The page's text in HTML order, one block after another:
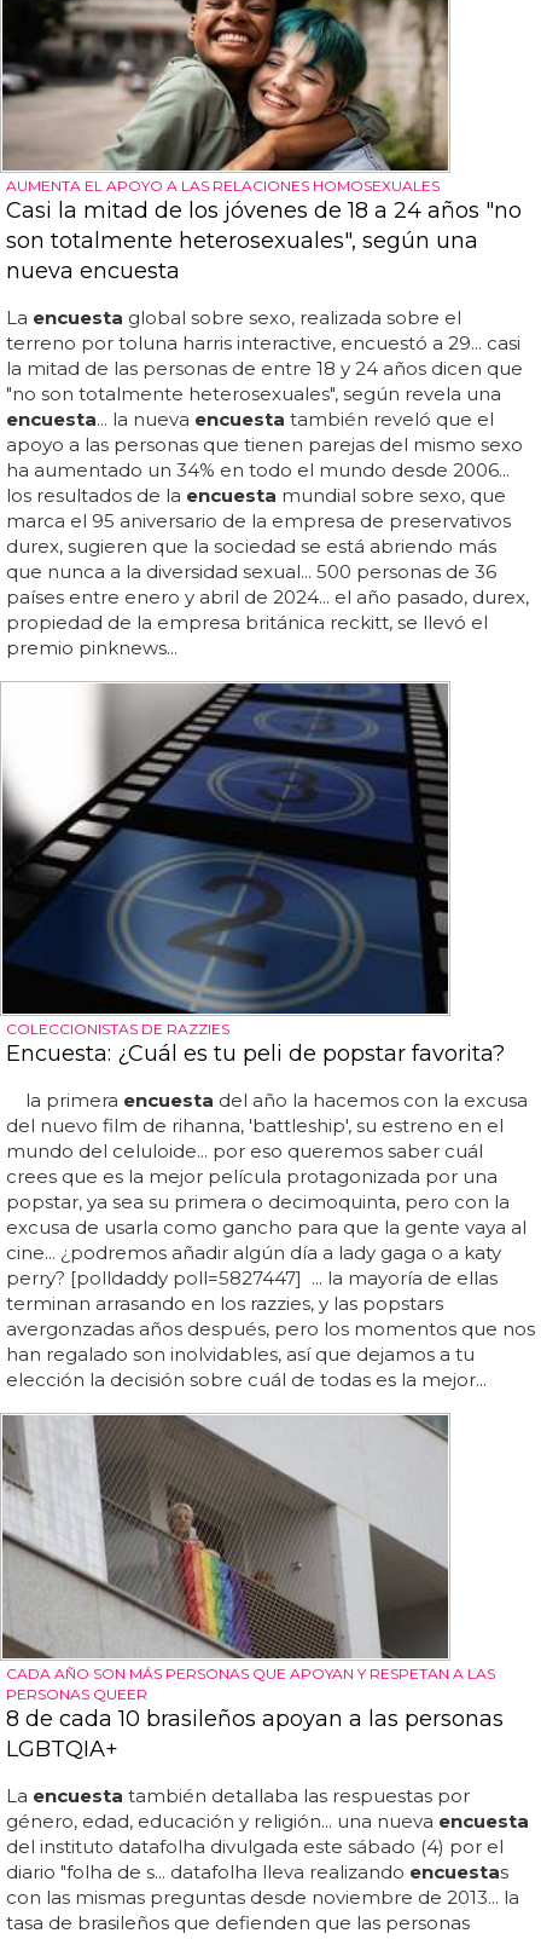
AUMENTA EL APOYO A LAS RELACIONES HOMOSEXUALES
Casi la mitad de los jóvenes de 18 a 24 años "no
son totalmente heterosexuales", según una
nueva encuesta
La encuesta global sobre sexo, realizada sobre el
terreno por toluna harris interactive, encuestó a 29... casi
la mitad de las personas de entre 18 y 24 años dicen que
"no son totalmente heterosexuales", según revela una
encuesta... la nueva encuesta también reveló que el
apoyo a las personas que tienen parejas del mismo sexo
ha aumentado un 34% en todo el mundo desde 2006...
los resultados de la encuesta mundial sobre sexo, que
marca el 95 aniversario de la empresa de preservativos
durex, sugieren que la sociedad se está abriendo más
que nunca a la diversidad sexual... 500 personas de 36
países entre enero y abril de 2024... el año pasado, durex,
propiedad de la empresa británica reckitt, se llevó el
premio pinknews...
COLECCIONISTAS DE RAZZIES
Encuesta: ¿Cuál es tu peli de popstar favorita?
la primera encuesta del año la hacemos con la excusa
del nuevo film de rihanna, 'battleship', su estreno en el
mundo del celuloide... por eso queremos saber cuál
crees que es la mejor película protagonizada por una
popstar, ya sea su primera o decimoquinta, pero con la
excusa de usarla como gancho para que la gente vaya al
cine... ¿podremos añadir algún día a lady gaga o a katy
perry? [polldaddy poll=5827447] ... la mayoría de ellas
terminan arrasando en los razzies, y las popstars
avergonzadas años después, pero los momentos que nos
han regalado son inolvidables, así que dejamos a tu
elección la decisión sobre cuál de todas es la mejor...
CADA AÑO SON MÁS PERSONAS QUE APOYAN Y RESPETAN A LAS
PERSONAS QUEER
8 de cada 10 brasileños apoyan a las personas
LGBTQIA+
La encuesta también detallaba las respuestas por
género, edad, educación y religión... una nueva encuesta
del instituto datafolha divulgada este sábado (4) por el
diario "folha de s... datafolha lleva realizando encuestas
con las mismas preguntas desde noviembre de 2013... la
tasa de brasileños que defienden que las personas